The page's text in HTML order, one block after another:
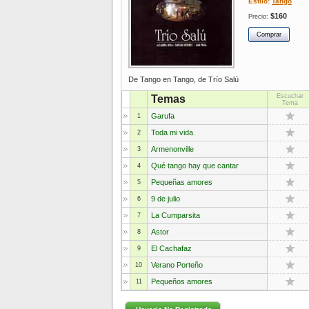
Precio: $160
De Tango en Tango, de Trío Salú
Temas
Escuchar
Tema
1
Garufa
2 Toda mi vida
3 Armenonville
4 Qué tango hay que cantar
5 Pequeñas amores
6 9 de julio
7 La Cumparsita
8 Astor
9 El Cachafaz
10 Verano Porteño
11 Pequeños amores